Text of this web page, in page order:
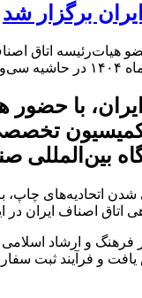
برگزار شد
اتاق
با حضور
اتحادیه‌های چاپ،
اتاق اصناف ایران
دلار برای حوزه نشر)